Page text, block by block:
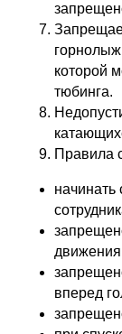
которой
тюбинга.
Правила
начинать
вперед